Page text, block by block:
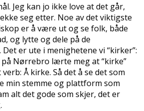
Jeg kan jo ikke love at det går,
seg etter. Noe av det viktigste
er å være ut og se folk, både
og lytte og dele på de
er ute i menighetene vi “kirker”:
Nørrebro lærte meg at “kirke”
Å kirke. Så det å se det som
min stemme og plattform som
alt det gode som skjer, det er